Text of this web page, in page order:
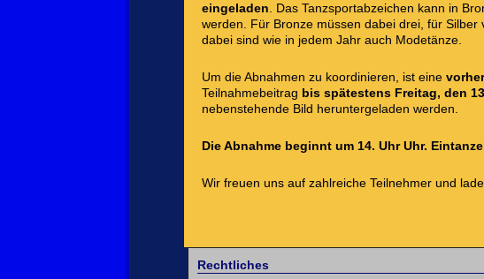
eingeladen . Das Tanzsportabzeichen kann in
werden. Für Bronze müssen dabei drei, für
dabei sind wie in jedem Jahr auch Modetänze.
Um die Abnahmen zu koordinieren, ist eine
Teilnahmebeitrag bis spätestens Freitag, den
nebenstehende Bild heruntergeladen werden.
Die Abnahme beginnt um 14. Uhr Uhr.
Wir freuen uns auf zahlreiche Teilnehmer und
Rechtliches